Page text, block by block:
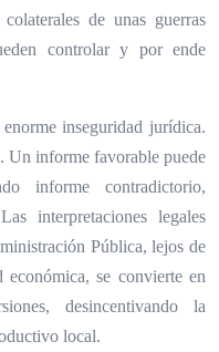
de unas guerras
controlar y por ende
inseguridad jurídica.
Un informe favorable puede
informe contradictorio,
interpretaciones legales
Pública, lejos de
se convierte en
desincentivando la
local.